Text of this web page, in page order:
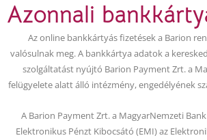
e
b
o
o
k
t
u
b
e
Azonnali
Az online bankkártyás fizetések a Barion
valósulnak meg. A bankkártya adatok a
szolgáltatást nyújtó Barion Payment Zrt. a
felügyelete alatt álló intézmény, engedélyének
A Barion Payment Zrt. a MagyarNemzeti
Elektronikus Pénzt Kibocsátó (EMI) az